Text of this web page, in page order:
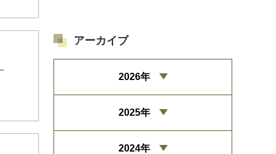
アーカイブ
2026年
2025年
2024年